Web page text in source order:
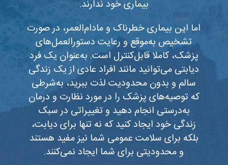
بیماری خود ندارند.
اما این بیماری خطرناک و مادام‌العمر، در صورت
تشخیص به‌موقع و رعایت دستورالعمل‌های
پزشک، کاملا قابل‌کنترل است. به‌عنوان یک فرد
دیابتی می‌توانید مانند افراد عادی از یک زندگی
سالم و بدون محدودیت لذت ببرید، به‌شرطی
که توصیه‌های پزشک را در مورد نظارت و درمان
به‌درستی انجام دهید و تغییراتی در سبک
زندگی خود ایجاد کنید که نه تنها برای دیابت،
بلکه برای سلامت عمومی شما نیز مفید هستند
و محدودیتی برای شما ایجاد نمی‌کنند.